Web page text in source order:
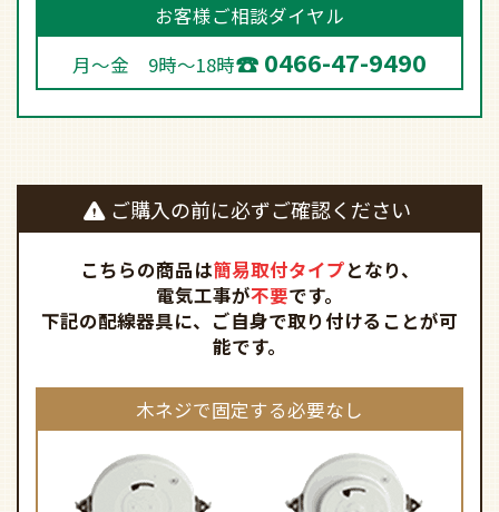
商品や取り付けでわからないことは、
お電話でも丁寧にお答えします。
お客様ご相談ダイヤル
月～金 9時～18時
0466-47-9490